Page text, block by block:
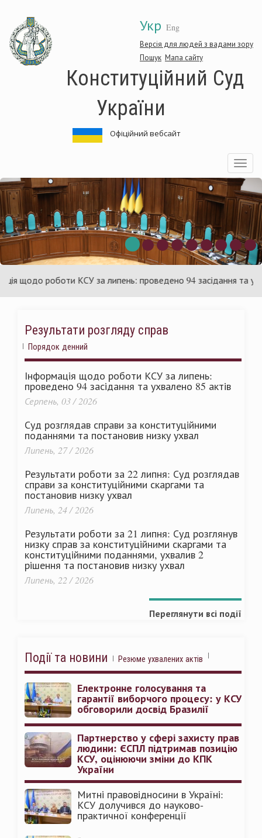
основного
матеріалу
Укр Eng
Версія для людей з вадами зору
Пошук Мапа сайту
Конституційний Суд
України
Офіційний вебсайт
Toggle
щодо роботи КСУ за липень: проведено 94 засідання та
Результати розгляду справ
Порядок денний
Інформація щодо роботи КСУ за липень:
проведено 94 засідання та ухвалено 85 актів
Серпень, 03 / 2026
Суд розглядав справи за конституційними
поданнями та постановив низку ухвал
Липень, 27 / 2026
Результати роботи за 22 липня: Суд розглядав
справи за конституційними скаргами та
постановив низку ухвал
Липень, 24 / 2026
Результати роботи за 21 липня: Суд розглянув
низку справ за конституційними скаргами та
конституційними поданнями, ухвалив 2
рішення та постановив низку ухвал
Липень, 22 / 2026
Переглянути всі події
Події та новини Резюме ухвалених актів
Електронне голосування та
гарантії виборчого процесу: у КСУ
обговорили досвід Бразилії
Партнерство у сфері захисту прав
людини: ЄСПЛ підтримав позицію
КСУ, оцінюючи зміни до КПК
України
Митні правовідносини в Україні:
КСУ долучився до науково-
практичної конференції